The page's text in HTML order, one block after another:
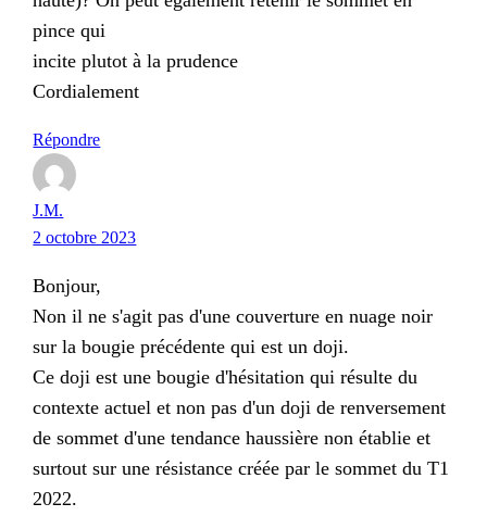
pince qui
incite plutot à la prudence
Cordialement
Répondre
J.M.
2 octobre 2023
Bonjour,
Non il ne s'agit pas d'une couverture en nuage noir
sur la bougie précédente qui est un doji.
Ce doji est une bougie d'hésitation qui résulte du
contexte actuel et non pas d'un doji de renversement
de sommet d'une tendance haussière non établie et
surtout sur une résistance créée par le sommet du T1
2022.